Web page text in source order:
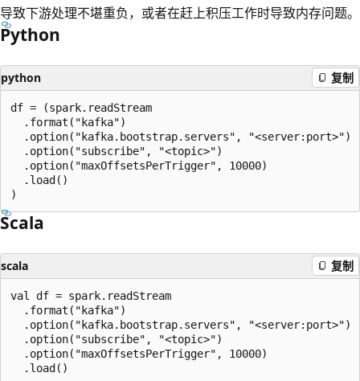
导致下游处理不堪重负，或者在赶上积压工作时导致内存问题。
Python
python 复制
df = (spark.readStream
  .format("kafka")
  .option("kafka.bootstrap.servers", "<server:port>")
  .option("subscribe", "<topic>")
  .option("maxOffsetsPerTrigger", 10000)
  .load()
Scala
scala 复制
val df = spark.readStream
  .format("kafka")
  .option("kafka.bootstrap.servers", "<server:port>")
  .option("subscribe", "<topic>")
  .option("maxOffsetsPerTrigger", 10000)